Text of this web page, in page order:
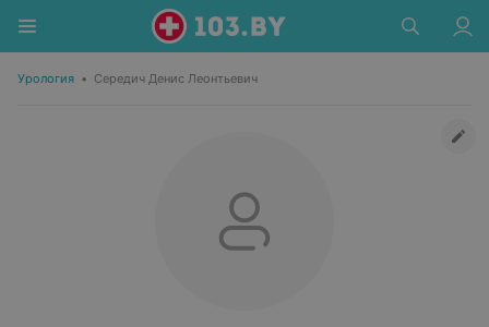
Урология • Середич Денис Леонтьевич